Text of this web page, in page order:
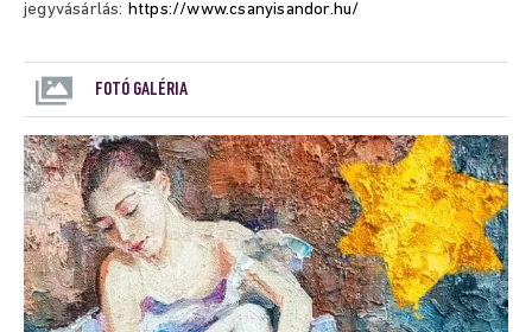
jegyvásárlás: https://www.csanyisandor.hu/
FOTÓ GALÉRIA